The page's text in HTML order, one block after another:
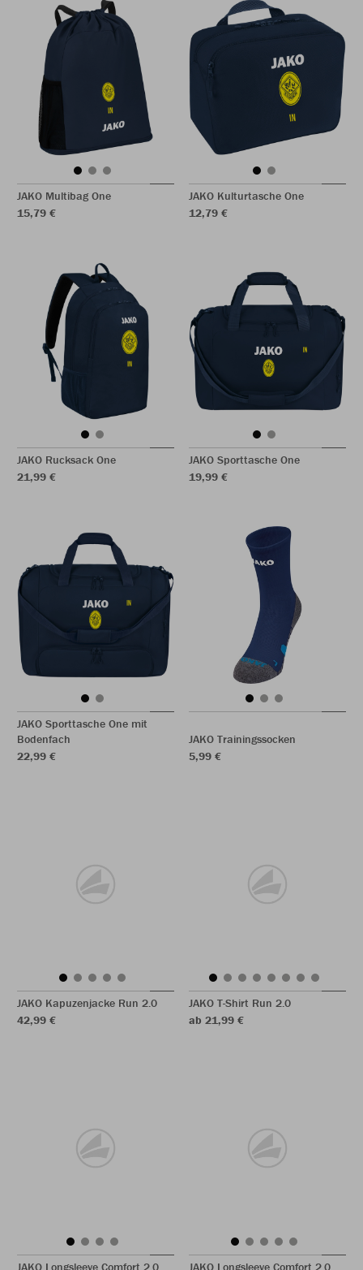
JAKO Multibag One
15,79 €
JAKO Kulturtasche One
12,79 €
JAKO Rucksack One
21,99 €
JAKO Sporttasche One
19,99 €
JAKO Sporttasche One mit
Bodenfach
22,99 €
JAKO Trainingssocken
5,99 €
JAKO Kapuzenjacke Run 2.0
42,99 €
JAKO T-Shirt Run 2.0
ab 21,99 €
JAKO Longsleeve Comfort 2.0 JAKO Longsleeve Comfort 2.0